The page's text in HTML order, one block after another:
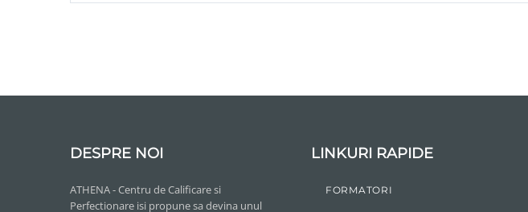
DESPRE NOI
ATHENA - Centru de Calificare si
Perfectionare isi propune sa devina unul
LINKURI RAPIDE
FORMATORI